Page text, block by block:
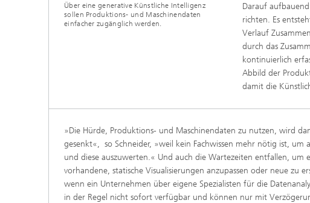
Über eine generative Künstliche Intelligenz
sollen Produktions- und Maschinendaten
einfacher zugänglich werden.
Darauf
richten. Es
Verlauf
durch das
kontinuierlich
Abbild der
damit die
»Die Hürde, Produktions- und Maschinendaten zu nutzen, wird
gesenkt«, so Schneider, »weil kein Fachwissen mehr nötig ist, um
und diese auszuwerten.« Und auch die Wartezeiten entfallen, um
vorhandene, statische Visualisierungen anzupassen oder neue zu
wenn ein Unternehmen über eigene Spezialisten für die
in der Regel nicht sofort verfügbar und können nur mit